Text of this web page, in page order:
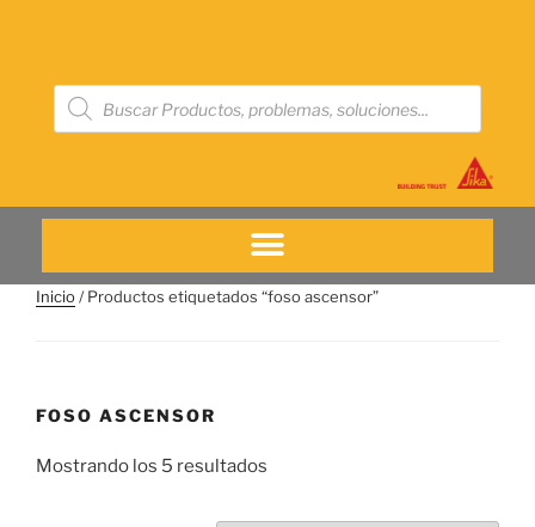
Inicio/ Productos etiquetados “foso ascensor”
FOSO ASCENSOR
Mostrando los 5 resultados